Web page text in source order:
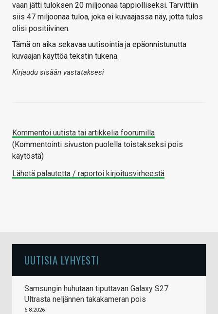
vaan jätti tuloksen 20 miljoonaa tappiolliseksi. Tarvittiin
siis 47 miljoonaa tuloa, joka ei kuvaajassa näy, jotta tulos
olisi positiivinen.
Tämä on aika sekavaa uutisointia ja epäonnistunutta
kuvaajan käyttöä tekstin tukena.
Kirjaudu sisään vastataksesi
Kommentoi uutista tai artikkelia foorumilla
(Kommentointi sivuston puolella toistakseksi pois
käytöstä)
Lähetä palautetta / raportoi kirjoitusvirheestä
UUTISIA LYHYESTI
Samsungin huhutaan tiputtavan Galaxy S27
Ultrasta neljännen takakameran pois
6.8.2026